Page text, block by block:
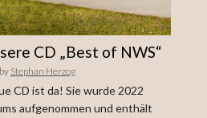
CD „Best of NWS“
by Stephan Herzog
CD ist da! Sie wurde 2022
aufgenommen und enthält